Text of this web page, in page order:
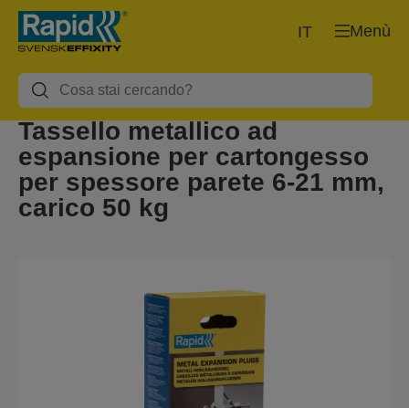
Menù
IT
Tassello metallico ad
espansione per cartongesso
per spessore parete 6-21 mm,
carico 50 kg